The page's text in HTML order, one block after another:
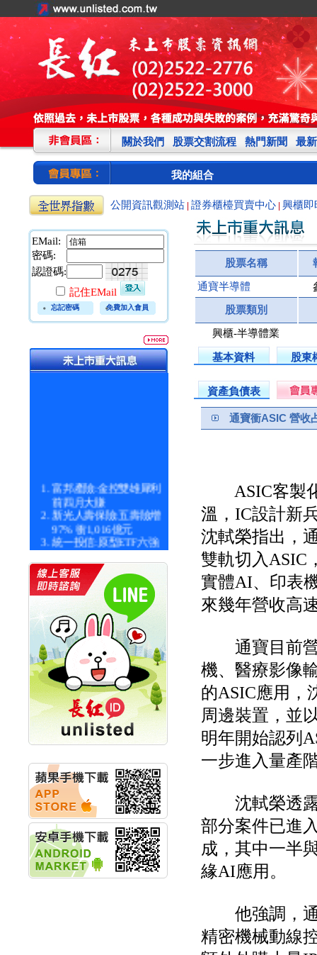
關於我們 股票交割流程 熱門新聞 最
我的組合
公開資訊觀測站 證券櫃檯買賣中心 興櫃即
EMail:
密碼:
認證碼:
記住EMail
忘記密碼 免費加入會員
富邦產險:金控雙雄犀利
前四月大賺
新光人壽保險:五壽險增
97% 衝1,016億元
統一投信:原型ETF六強
漲逾九成
統一投信:主動式ETF溢
價 被盯上
新光人壽保險:新壽Q1外
價金將達996億
宇辰系統科技:宇辰業績
創新高 啟動興櫃轉上櫃
計畫
明緯企業:明緯永續科技
競賽 以電源驅動善的力
量
秀育企業:秀育SHO-U儲
能系統 獲國內首張CNS
認證
聯博投信:聯博00404A
華旭先進:代重要子公司
碩通散熱股份有限公司
公告董事會通過發言人
及代理發
華旭先進:代重要子公司
碩通散熱股份有限公司
公告董事會決議發行員
工認股權
華旭先進:代重要子公司
股票名稱
通寶半導體
股票類別
興櫃-半導體業
基本資料 股東
資產負債表
通寶衝ASIC 營收
ASIC客製化
溫，IC設計新
沈軾榮指出，
雙軌切入ASIC
實體AI、印表
來幾年營收高
通寶目前營
機、醫療影像
的ASIC應用，
周邊裝置，並
明年開始認列
一步進入量產
沈軾榮透露
部分案件已進
成，其中一半
緣AI應用。
他強調，通
精密機械動線